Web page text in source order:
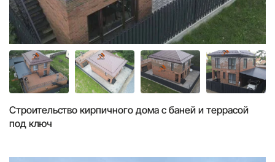
Строительство кирпичного дома с баней и террасой
под ключ